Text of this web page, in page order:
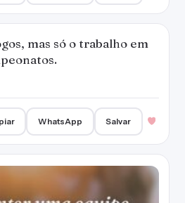
mas só o trabalho em
WhatsApp Salvar